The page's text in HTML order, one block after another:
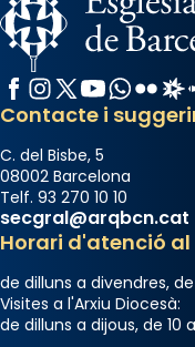
gran a Mataró.
«Si vols saber
Santes a
Photo
View on Facebook
2 weeks ago
Jaume, fill de
seu germà Joan
acompanyava
Facebook
Instagram
X / Twitter
YouTubeFlickr
Contacte i
C. del Bisbe, 5
08002 Barcelona
Telf. 93 270 10 10
secgral@arqbcn.cat
Horari d'atenció al
de dilluns a divendres, de
Visites a l'Arxiu Diocesà:
de dilluns a dijous, de 10 a